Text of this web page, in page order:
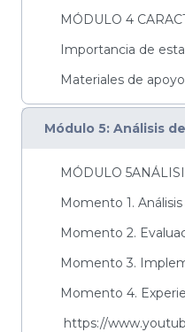
Materiales de apoyo